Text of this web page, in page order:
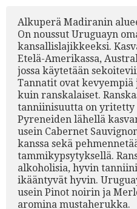
Alkuperä Madiranin
On noussut Uruguayn
kansallislajikkeeksi.
Etelä-Amerikassa,
jossa käytetään
Tannatit ovat
kuin ranskalaiset.
tanniinisuutta on yritetty
Pyreneiden lähellä
usein Cabernet
kanssa sekä
tammikypsytyksellä.
alkoholisia, hyvin
ikääntyvät hyvin.
usein Pinot noirin ja
aromina mustaherukka.